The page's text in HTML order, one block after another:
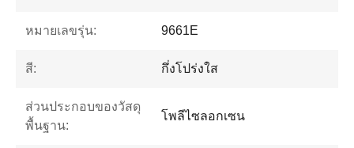
หมายเลขรุ่น: 9661E
สี: กึ่งโปร่งใส
ส่วนประกอบของวัสดุ
พื้นฐาน:
โพลีไซลอกเซน